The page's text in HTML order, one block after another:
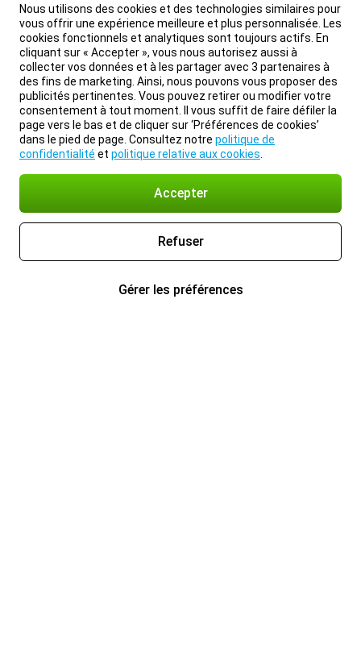
Nous utilisons des cookies et des technologies similaires pour
vous offrir une expérience meilleure et plus personnalisée. Les
cookies fonctionnels et analytiques sont toujours actifs. En
cliquant sur « Accepter », vous nous autorisez aussi à
collecter vos données et à les partager avec 3 partenaires à
des fins de marketing. Ainsi, nous pouvons vous proposer des
publicités pertinentes. Vous pouvez retirer ou modifier votre
consentement à tout moment. Il vous suffit de faire défiler la
page vers le bas et de cliquer sur ‘Préférences de cookies’
dans le pied de page. Consultez notre politique de
confidentialité et politique relative aux cookies
Accepter
Refuser
Gérer les préférences